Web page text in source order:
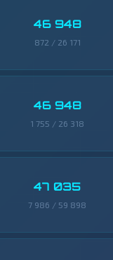
46 948
872 / 26 171
46 948
1 755 / 26 318
47 035
7 986 / 59 898